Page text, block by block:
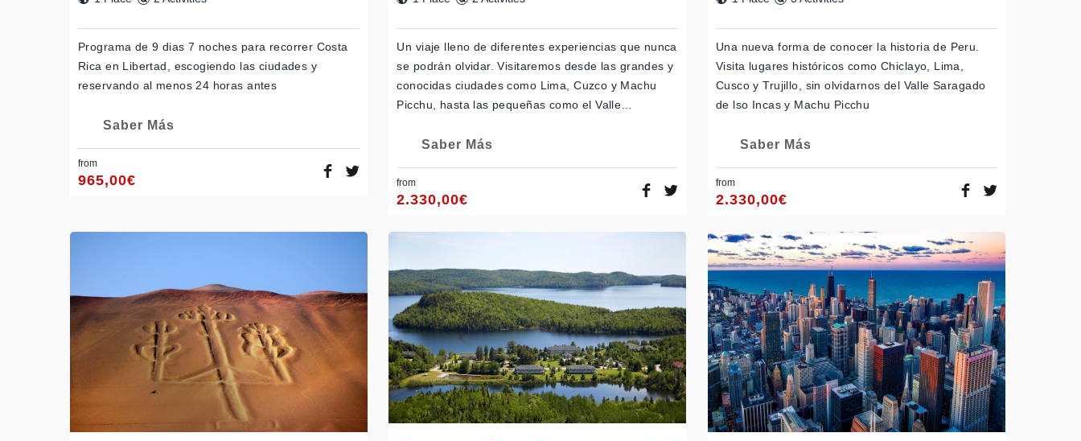
Programa de 9 dias 7 noches para recorrer Costa
Rica en Libertad, escogiendo las ciudades y
reservando al menos 24 horas antes
Saber Más
from
965,00€
Un viaje lleno de diferentes experiencias que nunca
se podrán olvidar. Visitaremos desde las grandes y
conocidas ciudades como Lima, Cuzco y Machu
Picchu, hasta las pequeñas como el Valle…
Saber Más
from
2.330,00€
Una nueva forma de conocer la historia de Peru.
Visita lugares históricos como Chiclayo, Lima,
Cusco y Trujillo, sin olvidarnos del Valle Saragado
de lso Incas y Machu Picchu
Saber Más
from
2.330,00€